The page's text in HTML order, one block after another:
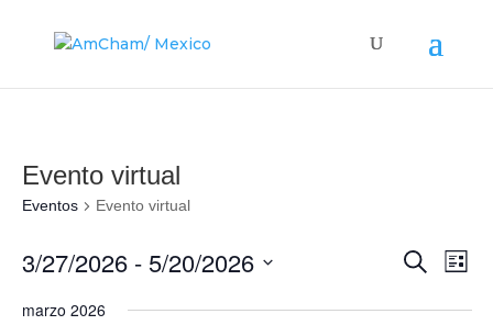
Evento virtual
Eventos Evento virtual
Buscar
de
Lista
3/27/2026 - 5/20/2026
fecha.
marzo 2026